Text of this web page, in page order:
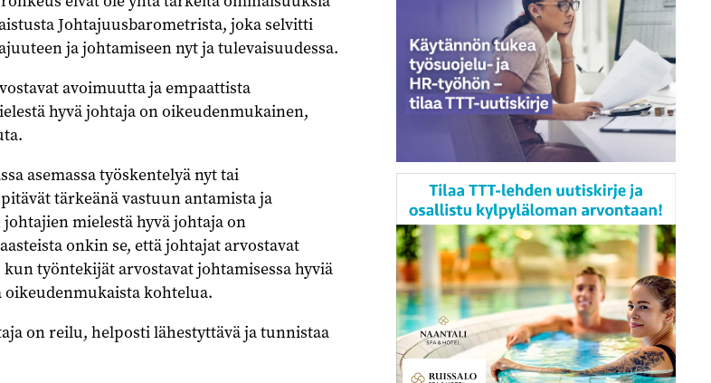
Johtajuusbarometrista, joka selvitti
ja johtamiseen nyt ja tulevaisuudessa.
avoimuutta ja empaattista
hyvä johtaja on oikeudenmukainen,
asemassa työskentelyä nyt tai
tärkeänä vastuun antamista ja
mielestä hyvä johtaja on
onkin se, että johtajat arvostavat
työntekijät arvostavat johtamisessa hyviä
kohtelua.
on reilu, helposti lähestyttävä ja tunnistaa